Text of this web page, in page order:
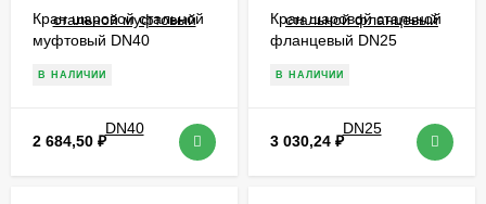
Кран шаровой стальной
муфтовый DN40
В НАЛИЧИИ
2 684,50 ₽
Кран шаровой стальной
фланцевый DN25
В НАЛИЧИИ
3 030,24 ₽